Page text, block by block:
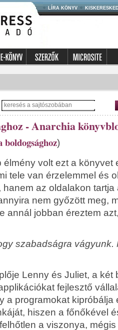
LÍRA KÖNYV
- Anarchia
boldogsághoz)
élmény volt ezt a könyvet
tele van érzelemmel és
az oldalakon tartja
nem győzött meg,
annál jobban éreztem
szabadságra vágyunk.
Lenny és Juliet, a két
fejlesztő
a programokat kipróbálja
hiszen a főnőkével
a viszonya,